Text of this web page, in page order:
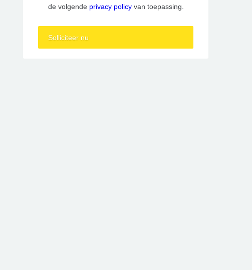
de volgende privacy policy van toepassing.